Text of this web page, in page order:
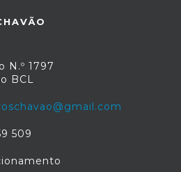
N.º 1797
BCL
509